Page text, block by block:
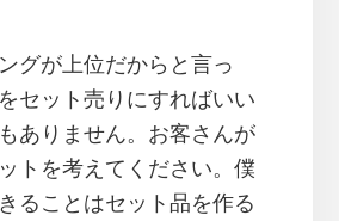
グが上位だからと言っ
セット売りにすればいい
ありません。お客さんが
トを考えてください。僕
ることはセット品を作る